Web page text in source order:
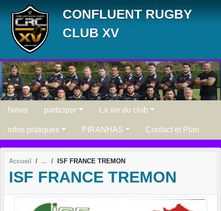
CONFLUENT RUGBY
CLUB XV
News participer La vie du club
infos pratiques PIRANHAS Contact et Plan
Accueil ISF FRANCE TREMON
ISF FRANCE TREMON
Panneau de gestion des cookies